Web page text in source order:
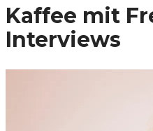
Kaffee mit
Interviews